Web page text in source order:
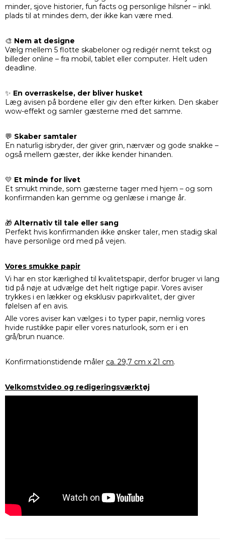
minder, sjove historier, fun facts og personlige hilsner – inkl.
plads til at mindes dem, der ikke kan være med.
🎨 Nem at designe
Vælg mellem 5 flotte skabeloner og redigér nemt tekst og
billeder online – fra mobil, tablet eller computer. Helt uden
deadline.
✨ En overraskelse, der bliver husket
Læg avisen på bordene eller giv den efter kirken. Den skaber
wow-effekt og samler gæsterne med det samme.
💬 Skaber samtaler
En naturlig isbryder, der giver grin, nærvær og gode snakke –
også mellem gæster, der ikke kender hinanden.
💛 Et minde for livet
Et smukt minde, som gæsterne tager med hjem – og som
konfirmanden kan gemme og genlæse i mange år.
🎁 Alternativ til tale eller sang
Perfekt hvis konfirmanden ikke ønsker taler, men stadig skal
have personlige ord med på vejen.
Vores smukke papir
Vi har en stor kærlighed til kvalitetspapir, derfor bruger vi lang
tid på nøje at udvælge det helt rigtige papir. Vores aviser
trykkes i en lækker og eksklusiv papirkvalitet, der giver
følelsen af en avis.
Alle vores aviser kan vælges i to typer papir, nemlig vores
hvide rustikke papir eller vores naturlook, som er i en
grå/brun nuance.
Konfirmationstidende måler ca. 29,7 cm x 21 cm.
Velkomstvideo og redigeringsværktøj